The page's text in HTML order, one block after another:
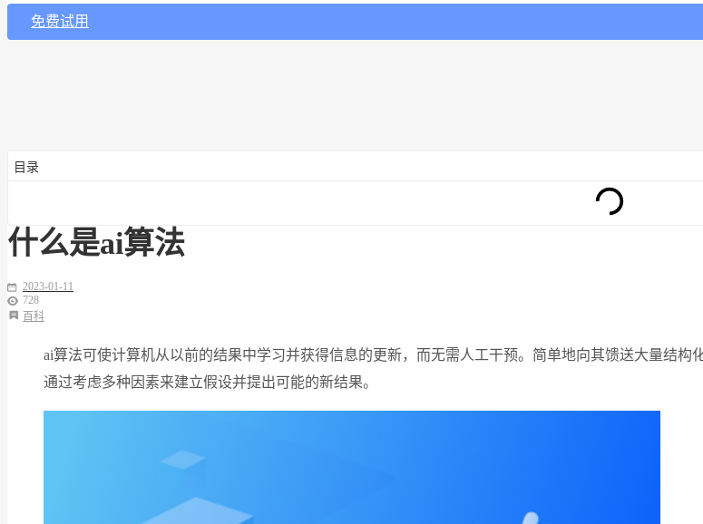
免费试用
目录
什么是ai算法
2023-01-11
728
百科
ai算法可使计算机从以前的结果中学习并获得信息的更新，而无需人工干预。简单地向其馈送大量结
通过考虑多种因素来建立假设并提出可能的新结果。